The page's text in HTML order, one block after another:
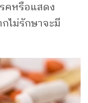
คหรือแสดง
ไม่รักษาจะมี